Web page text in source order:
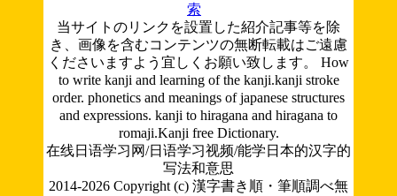
索
当サイトのリンクを設置した紹介記事等を除
き、画像を含むコンテンツの無断転載はご遠慮
くださいますよう宜しくお願い致します。 How
to write kanji and learning of the kanji.kanji stroke
order. phonetics and meanings of japanese structures
and expressions. kanji to hiragana and hiragana to
romaji.Kanji free Dictionary.
在线日语学习网/日语学习视频/能学日本的汉字的
写法和意思
2014-2026 Copyright (c) 漢字書き順・筆順調べ無